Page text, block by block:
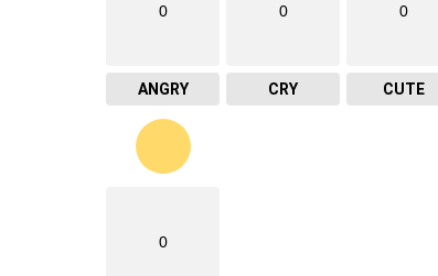
0
ANGRY
0
CRY
0
CUTE
0